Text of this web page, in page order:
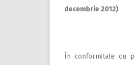
decembrie 2012).
În conformitate cu